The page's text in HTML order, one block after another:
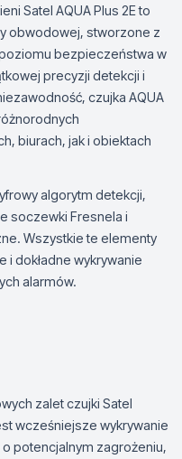
Satel AQUA Plus 2E to
obwodowej, stworzone z
bezpieczeństwa w
precyzji detekcji i
czujka AQUA
biurach, jak i obiektach
algorytm detekcji,
soczewki Fresnela i
Wszystkie te elementy
i dokładne wykrywanie
alarmów.
zalet czujki Satel
wcześniejsze wykrywanie
potencjalnym zagrożeniu,